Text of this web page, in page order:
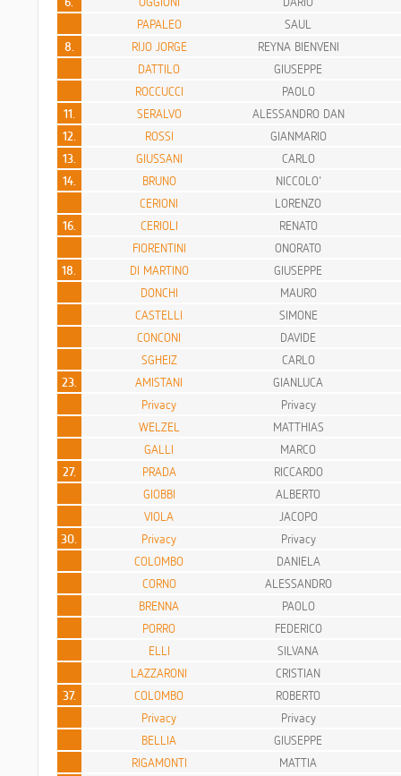
PAPALEO
SAUL
8.
RIJO JORGE
REYNA BIENVENI
DATTILO
GIUSEPPE
ROCCUCCI
PAOLO
11.
SERALVO
ALESSANDRO DAN
12.
ROSSI
GIANMARIO
13.
GIUSSANI
CARLO
14.
BRUNO
NICCOLO'
CERIONI
LORENZO
16.
CERIOLI
RENATO
FIORENTINI
ONORATO
18.
DI MARTINO
GIUSEPPE
DONCHI
MAURO
CASTELLI
SIMONE
CONCONI
DAVIDE
SGHEIZ
CARLO
23.
AMISTANI
GIANLUCA
Privacy
Privacy
WELZEL
MATTHIAS
GALLI
MARCO
27.
PRADA
RICCARDO
GIOBBI
ALBERTO
VIOLA
JACOPO
30.
Privacy
Privacy
COLOMBO
DANIELA
CORNO
ALESSANDRO
BRENNA
PAOLO
PORRO
FEDERICO
ELLI
SILVANA
LAZZARONI
CRISTIAN
37.
COLOMBO
ROBERTO
Privacy
Privacy
BELLIA
GIUSEPPE
RIGAMONTI
MATTIA